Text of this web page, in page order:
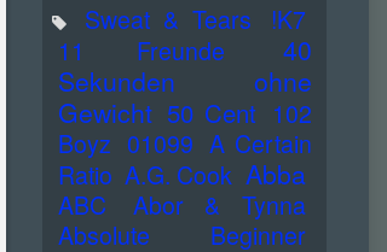
Sweat & Tears
!K7
11 Freunde
40
Sekunden ohne
Gewicht 50 Cent 102
Boyz 01099 A Certain
Ratio A.G. Cook Abba
ABC
Abor & Tynna
Absolute Beginner